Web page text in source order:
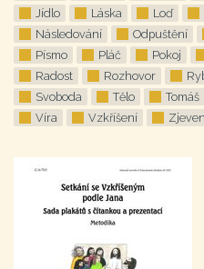
Jídlo
Láska Loď
Následování
Odpuštění
Písmo
Pláč Pokoj
Radost
Rozhovor
Svoboda
Tělo Tomáš
Víra
Vzkříšení